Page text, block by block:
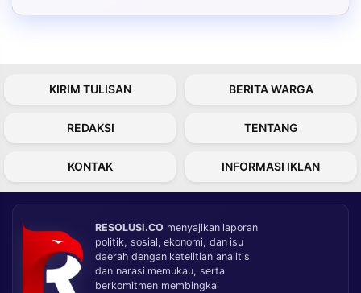
KIRIM TULISAN BERITA WARGA
REDAKSI TENTANG
KONTAK INFORMASI IKLAN
RESOLUSI.CO menyajikan laporan
politik, sosial, ekonomi, dan isu
daerah dengan ketelitian analitis
dan narasi memukau, serta
berkomitmen membingkai